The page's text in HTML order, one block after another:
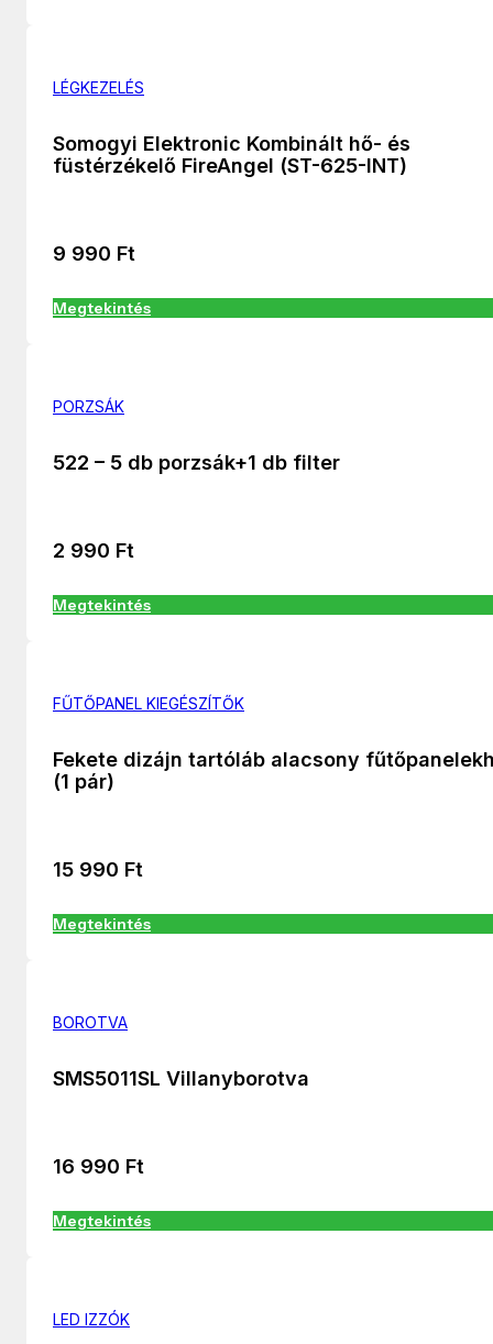
LÉGKEZELÉS
Somogyi Elektronic Kombinált hő- és
füstérzékelő FireAngel (ST-625-INT)
9 990 Ft
Megtekintés
PORZSÁK
522 – 5 db porzsák+1 db filter
2 990 Ft
Megtekintés
FŰTŐPANEL KIEGÉSZÍTŐK
Fekete dizájn tartóláb alacsony
(1 pár)
15 990 Ft
Megtekintés
BOROTVA
SMS5011SL Villanyborotva
16 990 Ft
Megtekintés
LED IZZÓK